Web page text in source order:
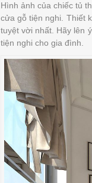
Hình ảnh của chiếc tủ
cửa gỗ tiện nghi. Thiết
tuyệt vời nhất. Hãy lên
tiện nghi cho gia đình.